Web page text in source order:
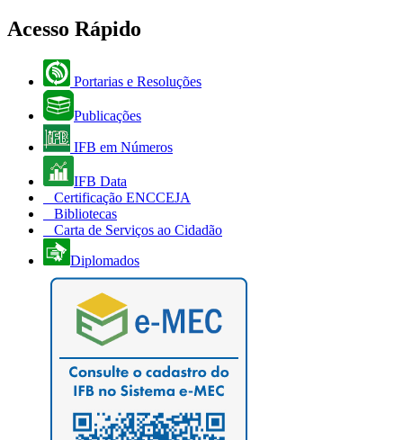
Acesso Rápido
Portarias e Resoluções
Publicações
IFB em Números
IFB Data
Certificação ENCCEJA
Bibliotecas
Carta de Serviços ao Cidadão
Diplomados